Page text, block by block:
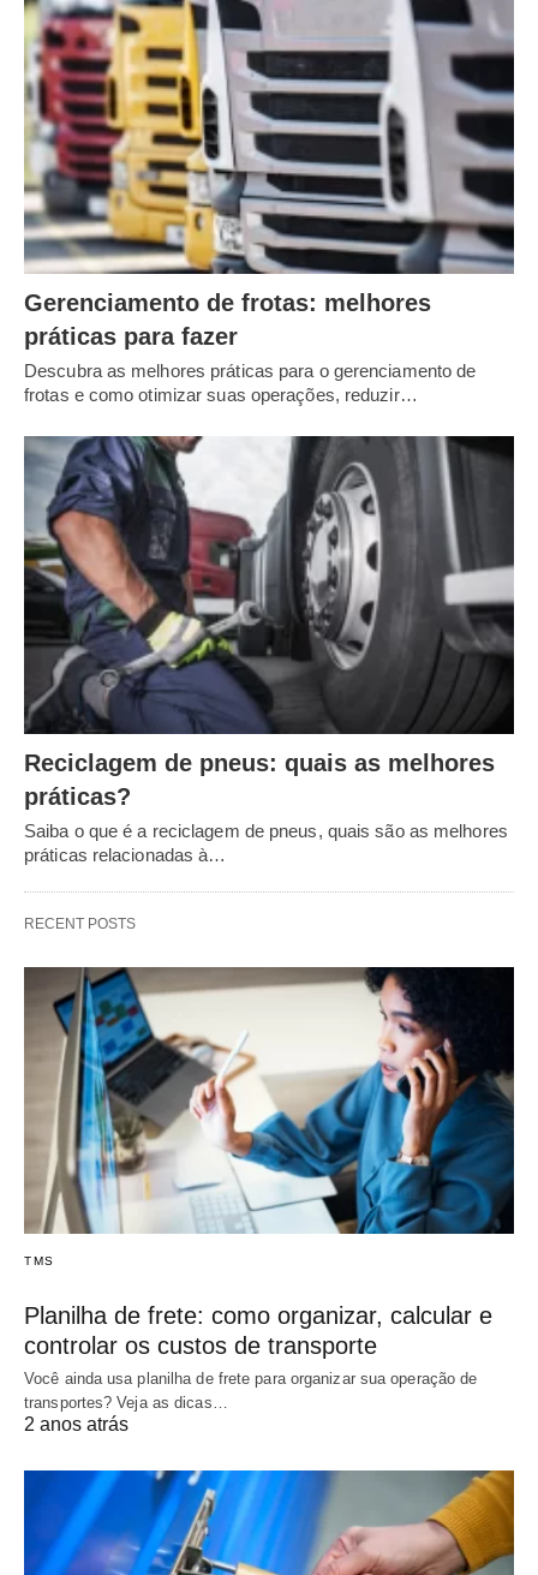
Gerenciamento de frotas: melhores
práticas para fazer
Descubra as melhores práticas para o gerenciamento de
frotas e como otimizar suas operações, reduzir…
Reciclagem de pneus: quais as melhores
práticas?
Saiba o que é a reciclagem de pneus, quais são as melhores
práticas relacionadas à…
RECENT POSTS
TMS
Planilha de frete: como organizar, calcular e
controlar os custos de transporte
Você ainda usa planilha de frete para organizar sua operação de
transportes? Veja as dicas…
2 anos atrás